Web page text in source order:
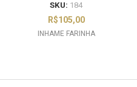
SKU: 184
R$105,00
INHAME FARINHA